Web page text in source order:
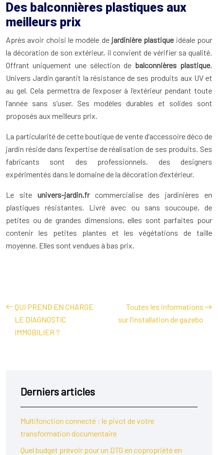
Des balconnières plastiques aux
meilleurs prix
Après avoir choisi le modèle de jardinière plastique idéale pour
la décoration de son extérieur, il convient de vérifier sa qualité.
Offrant uniquement une sélection de balconnières plastique,
Univers Jardin garantit la résistance de ses produits aux UV et
au gel. Cela permettra de l’exposer à l’extérieur pendant toute
l’année sans s’user. Ses modèles durables et solides sont
proposés aux meilleurs prix.
La particularité de cette boutique de vente d’accessoire déco de
jardin réside dans l’expertise de réalisation de ses produits. Ses
fabricants sont des professionnels, des designers
expérimentés dans le domaine de la décoration d’extérieur.
Le site univers-jardin.frcommercialise des jardinières en
plastiques résistantes. Livré avec ou sans soucoupe, de
petites ou de grandes dimensions, elles sont parfaites pour
contenir les petites plantes et les végétations de taille
moyenne. Elles sont vendues à bas prix.
QUI PREND EN CHARGE
LE DIAGNOSTIC
IMMOBILIER ?
Toutes les informations
sur l’installation de gazebo
Derniers articles
Multifonction connecté : le pivot de votre
transformation documentaire
Quel budget prévoir pour un DTG en copropriété en